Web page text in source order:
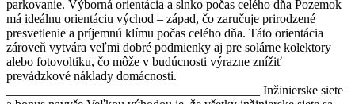
parkovanie. Výborná orientácia a slnko počas celého dňa Pozemok
má ideálnu orientáciu východ – západ, čo zaručuje prirodzené
presvetlenie a príjemnú klímu počas celého dňa. Táto orientácia
zároveň vytvára veľmi dobré podmienky aj pre solárne kolektory
alebo fotovoltiku, čo môže v budúcnosti výrazne znížiť
prevádzkové náklady domácnosti.
________________________________________ Inžinierske siete